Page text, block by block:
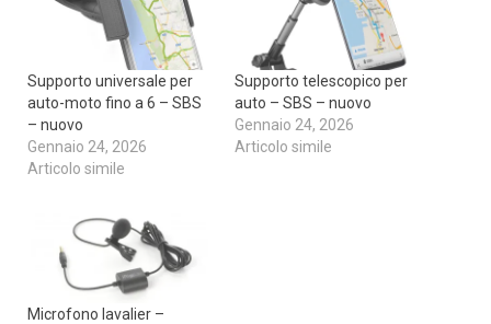
Supporto universale per
auto-moto fino a 6 – SBS
– nuovo
Gennaio 24, 2026
Articolo simile
Supporto telescopico per
auto – SBS – nuovo
Gennaio 24, 2026
Articolo simile
Microfono lavalier –